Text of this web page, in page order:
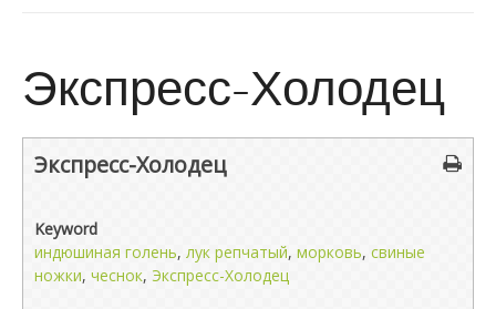
Экспресс-Холодец
Экспресс-Холодец
Keyword
индюшиная голень, лук репчатый, морковь, свиные
ножки, чеснок, Экспресс-Холодец